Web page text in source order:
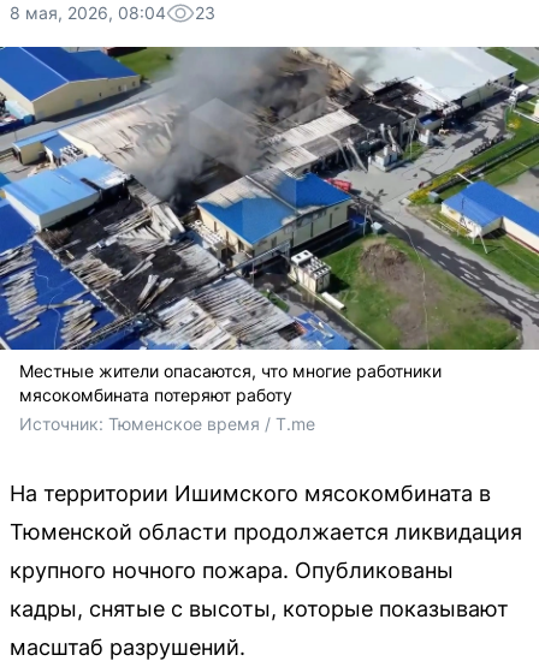
8 мая, 2026, 08:04 23
Местные жители опасаются, что многие работники
мясокомбината потеряют работу
Источник: Тюменское время / T.me
На территории Ишимского мясокомбината в
Тюменской области продолжается ликвидация
крупного ночного пожара. Опубликованы
кадры, снятые с высоты, которые показывают
масштаб разрушений.